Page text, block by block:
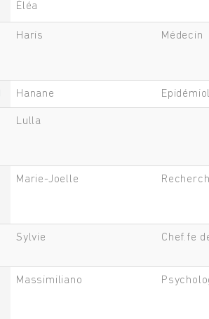
Éléa
Haris Médecin
Hanane
Lulla
Marie-Joelle
Sylvie Chef.fe
Massimiliano